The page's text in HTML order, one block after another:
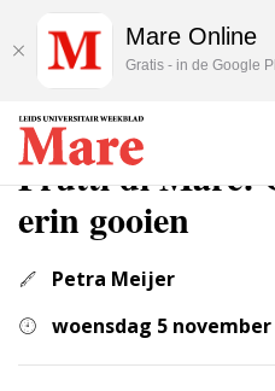
STUDENTENLEVEN
Frutti di Mare:
erin gooien
Petra Meijer
woensdag 5 november
Mare Online
Gratis - in de Google